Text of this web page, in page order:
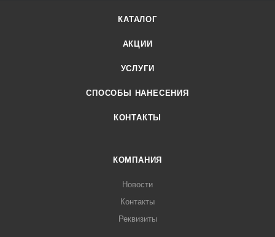
КАТАЛОГ
АКЦИИ
УСЛУГИ
СПОСОБЫ НАНЕСЕНИЯ
КОНТАКТЫ
КОМПАНИЯ
Новости
Контакты
Реквизиты